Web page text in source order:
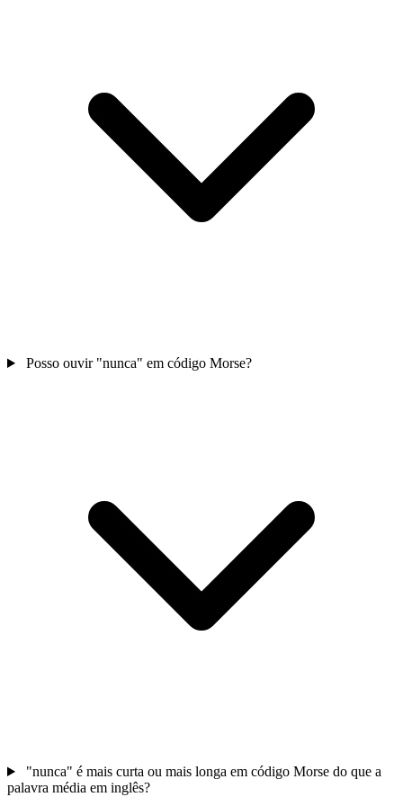
Posso ouvir "nunca" em código Morse?
"nunca" é mais curta ou mais longa em código Morse do que a
palavra média em inglês?